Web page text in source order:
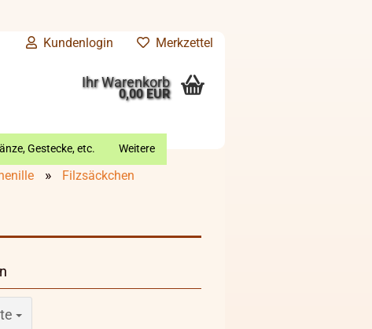
Kundenlogin Merkzettel
Ihr Warenkorb
0,00 EUR
Gestecke, etc. Weitere
» Filzsäckchen